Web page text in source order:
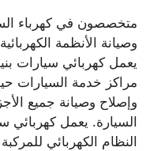
متخصصون في كهرباء
وصيانة الأنظمة
يعمل كهربائي سيارات
مراكز خدمة السيارات
وإصلاح وصيانة جميع
السيارة. يعمل كهربائي
النظام الكهربائي